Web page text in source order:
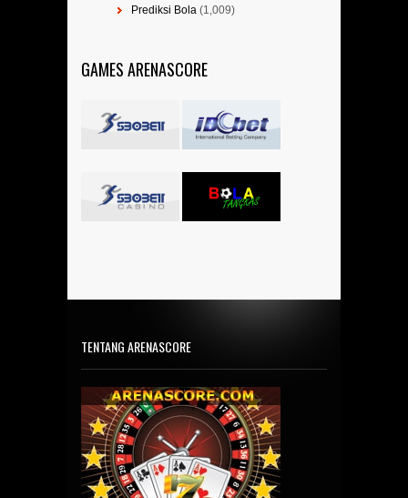
Prediksi Bola (1,009)
GAMES ARENASCORE
TENTANG ARENASCORE